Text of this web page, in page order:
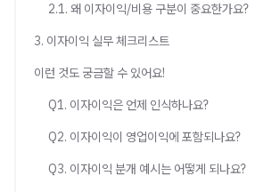
2.1. 왜 이자이익/비용 구분이 중요한가요?
3. 이자이익 실무 체크리스트
이런 것도 궁금할 수 있어요!
Q1. 이자이익은 언제 인식하나요?
Q2. 이자이익이 영업이익에 포함되나요?
Q3. 이자이익 분개 예시는 어떻게 되나요?